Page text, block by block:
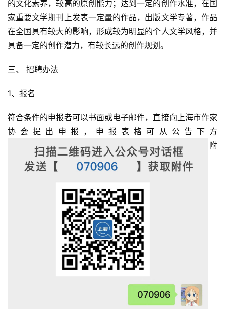
的文化素养，较高的原创能力；达到一定的创作水准，在国
家重要文学期刊上发表一定量的作品，出版文学专著，作品
在全国具有较大的影响，形成较为明显的个人文学风格，并
具备一定的创作潜力，有较长远的创作规划。
三、 招聘办法
1、报名
符合条件的申报者可以书面或电子邮件，直接向上海市作家
协会提出申报，申报表格可从公告下方
附